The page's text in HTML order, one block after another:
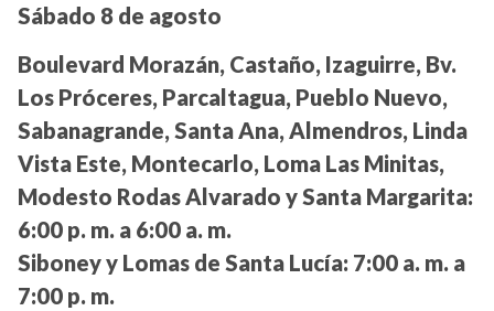
Sábado 8 de agosto
Boulevard Morazán, Castaño, Izaguirre, Bv.
Los Próceres, Parcaltagua, Pueblo Nuevo,
Sabanagrande, Santa Ana, Almendros, Linda
Vista Este, Montecarlo, Loma Las Minitas,
Modesto Rodas Alvarado y Santa Margarita:
6:00 p. m. a 6:00 a. m.
Siboney y Lomas de Santa Lucía: 7:00 a. m. a
7:00 p. m.